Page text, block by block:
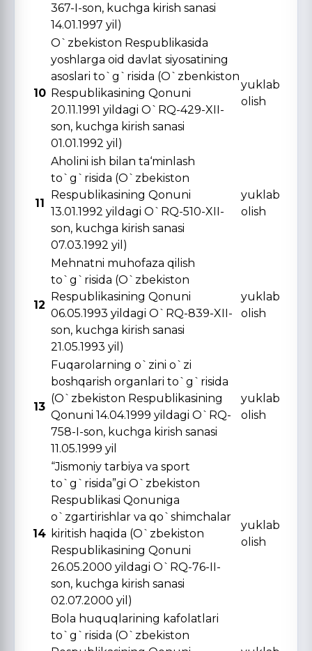
367-I-son, kuchga kirish sanasi
14.01.1997 yil)
10
O`zbekiston Respublikasida
yoshlarga oid davlat siyosatining
asoslari to`g`risida (O`zbenkiston
Respublikasining Qonuni
20.11.1991 yildagi O`RQ-429-XII-
son, kuchga kirish sanasi
01.01.1992 yil)
yuklab
olish
11
Aholini ish bilan ta‘minlash
to`g`risida (O`zbekiston
Respublikasining Qonuni
13.01.1992 yildagi O`RQ-510-XII-
son, kuchga kirish sanasi
07.03.1992 yil)
yuklab
olish
12
Mehnatni muhofaza qilish
to`g`risida (O`zbekiston
Respublikasining Qonuni
06.05.1993 yildagi O`RQ-839-XII-
son, kuchga kirish sanasi
21.05.1993 yil)
yuklab
olish
13
Fuqarolarning o`zini o`zi
boshqarish organlari to`g`risida
(O`zbekiston Respublikasining
Qonuni 14.04.1999 yildagi O`RQ-
758-I-son, kuchga kirish sanasi
11.05.1999 yil
yuklab
olish
14
“Jismoniy tarbiya va sport
to`g`risida”gi O`zbekiston
Respublikasi Qonuniga
o`zgartirishlar va qo`shimchalar
kiritish haqida (O`zbekiston
Respublikasining Qonuni
26.05.2000 yildagi O`RQ-76-II-
son, kuchga kirish sanasi
02.07.2000 yil)
yuklab
olish
Bola huquqlarining kafolatlari
to`g`risida (O`zbekiston